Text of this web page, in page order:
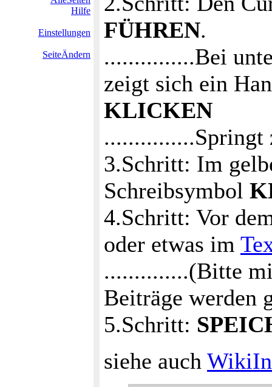
Hilfe
Einstellungen
SeiteÄndern
FÜHREN.
...............Bei
zeigt sich ein
KLICKEN
...............Springt
3.Schritt: Im
Schreibsymbol
4.Schritt: Vor
oder etwas im
..............(Bitte
Beiträge werden
5.Schritt:
siehe auch